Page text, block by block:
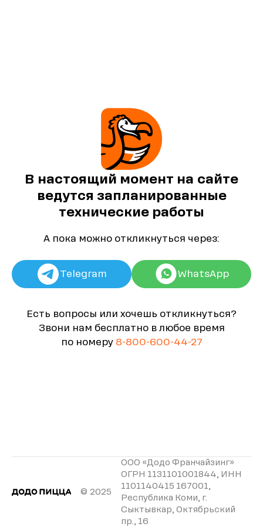
В настоящий момент на сайте
ведутся запланированные
технические работы
А пока можно откликнуться через:
Telegram WhatsApp
Есть вопросы или хочешь откликнуться?
Звони нам бесплатно в любое время
по номеру 8-800-600-44-27
© 2025
ООО «Додо Франчайзинг»
ОГРН 1131101001844, ИНН
1101140415 167001,
Республика Коми, г.
Сыктывкар, Октябрьский
пр., 16